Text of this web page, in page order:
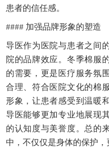
患者的信任感。
#### 加强品牌形象的塑造
导医作为医院与患者之间
院的品牌效应。冬季棉服
的需要，更是医疗服务氛
合理、符合医院文化的棉
形象，让患者感受到温暖
导医能够更加专业地展现
的认知度与美誉度。总的
中，不仅仅是身体的保护，